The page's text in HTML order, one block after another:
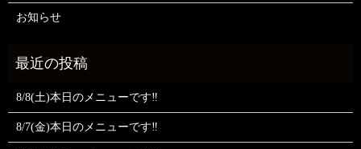
お知らせ
8/8(土)本日のメニューです‼️
8/7(金)本日のメニューです‼️